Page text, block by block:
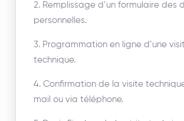
2. Remplissage d’un formulaire des
personnelles.
3. Programmation en ligne d’une
technique.
4. Confirmation de la visite
mail ou via téléphone.